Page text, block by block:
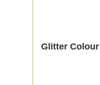
Glitter Colour